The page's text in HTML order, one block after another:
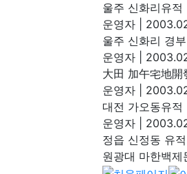
울주 신화리유적
운영자
울주 신화리 경
운영자
大田 加午宅地
운영자
대전 가오동유
운영자
정읍 신정동 유적
원광대 마한백